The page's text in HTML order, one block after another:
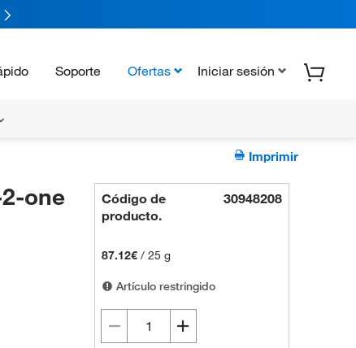
Soporte Ofertas Iniciar sesión
Imprimir
one
Código de
producto.
30948208
87.12€ /25 g
Artículo restringido